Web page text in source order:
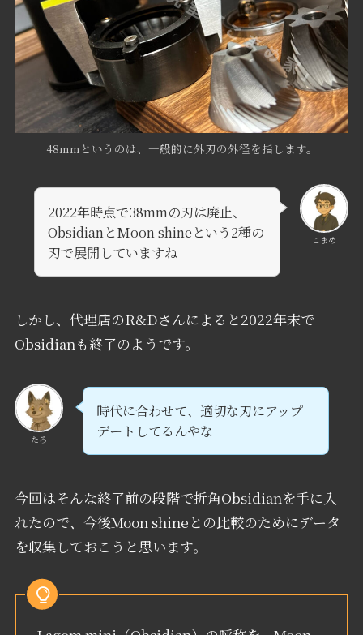
48mmというのは、一般的に外刃の外径を指します。
こまめ
2022年時点で38mmの刃は廃止、
ObsidianとMoon shineという2種の
刃で展開していますね
しかし、代理店のR&Dさんによると2022年末で
Obsidianも終了のようです。
たろ
時代に合わせて、適切な刃にアップ
デートしてるんやな
今回はそんな終了前の段階で折角Obsidianを手に入
れたので、今後Moon shineとの比較のためにデータ
を収集しておこうと思います。